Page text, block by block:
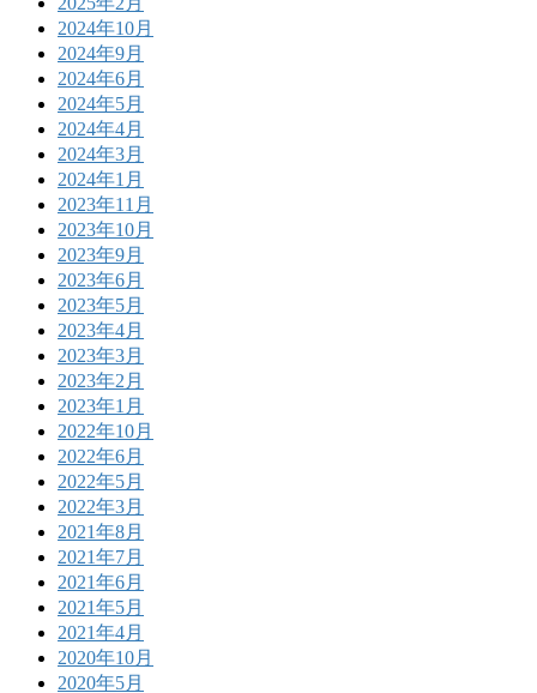
2024年10月
2024年9月
2024年6月
2024年5月
2024年4月
2024年3月
2024年1月
2023年11月
2023年10月
2023年9月
2023年6月
2023年5月
2023年4月
2023年3月
2023年2月
2023年1月
2022年10月
2022年6月
2022年5月
2022年3月
2021年8月
2021年7月
2021年6月
2021年5月
2021年4月
2020年10月
2020年5月